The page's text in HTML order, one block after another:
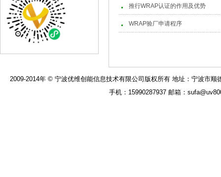
推行WRAP认证的作用及优势
WRAP验厂申请程序
2009-2014年 © 宁波优维创能信息技术有限公司版权所有 地址：宁波市顺
手机：15990287937 邮箱：